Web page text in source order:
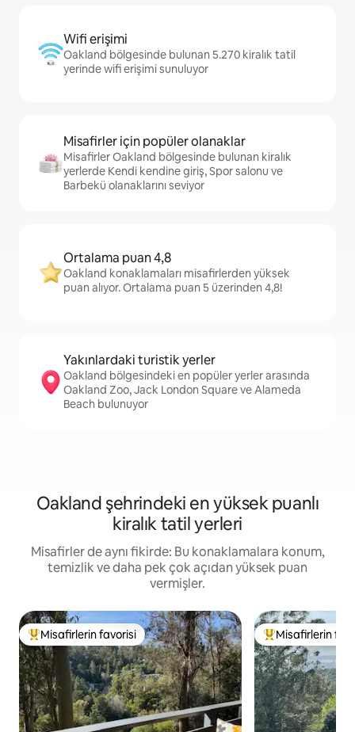
Wifi erişimi
Oakland bölgesinde bulunan 5.270 kiralık tatil
yerinde wifi erişimi sunuluyor
Misafirler için popüler olanaklar
Misafirler Oakland bölgesinde bulunan kiralık
yerlerde Kendi kendine giriş, Spor salonu ve
Barbekü olanaklarını seviyor
Ortalama puan 4,8
Oakland konaklamaları misafirlerden yüksek
puan alıyor. Ortalama puan 5 üzerinden 4,8!
Yakınlardaki turistik yerler
Oakland bölgesindeki en popüler yerler arasında
Oakland Zoo, Jack London Square ve Alameda
Beach bulunuyor
Oakland şehrindeki en yüksek puanlı
kiralık tatil yerleri
Misafirler de aynı fikirde: Bu konaklamalara konum,
temizlik ve daha pek çok açıdan yüksek puan
vermişler.
Misafirlerin favorilerinden en beğenilenler arasında
Misafirlerin favorisi Misafirlerin
Misafirlerin